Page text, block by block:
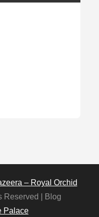
– Royal Orchid
Reserved | Blog
Palace